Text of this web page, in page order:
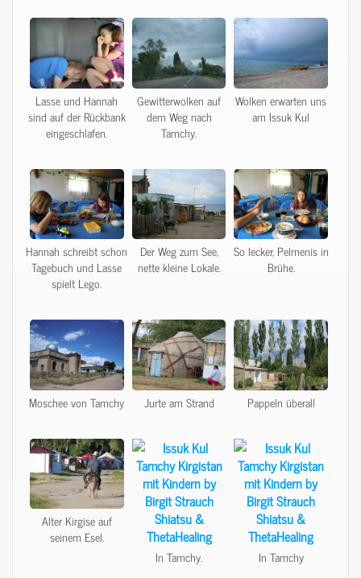
Lasse und Hannah
sind auf der Rückbank
eingeschlafen.
Gewitterwolken auf
dem Weg nach
Tamchy.
Wolken erwarten uns
am Issuk Kul
Hannah schreibt schon
Tagebuch und Lasse
spielt Lego.
Der Weg zum See,
nette kleine Lokale.
So lecker, Pelmenis in
Brühe.
Moschee von Tamchy Jurte am Strand Pappeln überall
Alter Kirgise auf
seinem Esel.
In Tamchy.
In Tamchy